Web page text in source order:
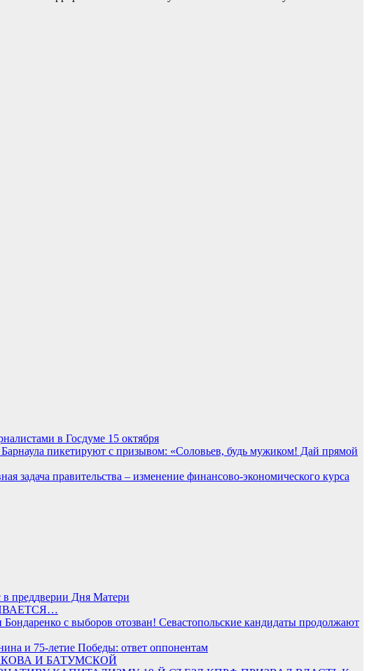
в Госдуме 15 октября
пикетируют с призывом: «Соловьев, будь мужиком! Дай прямой
задача правительства – изменение финансово-экономического курса
преддверии Дня Матери
Бондаренко с выборов отозван! Севастопольские кандидаты продолжают
и 75-летие Победы: ответ оппонентам
И БАТУМСКОЙ